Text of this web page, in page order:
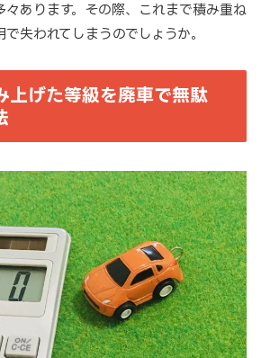
々あります。その際、これまで積み重ね
失われてしまうのでしょうか。
上げた等級を廃車で無駄